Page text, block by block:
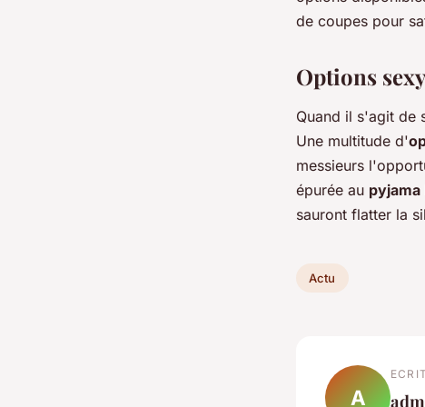
de coupes pour
Options
Quand il s'agit de
Une multitude d'
messieurs
épurée au
sauront flatter la
Actu
A